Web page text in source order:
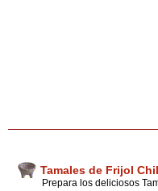
Tamales de Frijol